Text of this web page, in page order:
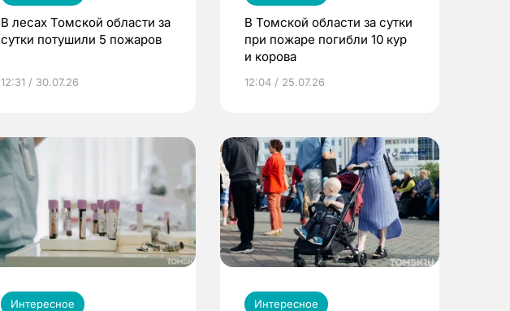
В лесах Томской области за
сутки потушили 5 пожаров
12:31 / 30.07.26
В Томской области за сутки
при пожаре погибли 10 кур
и корова
12:04 / 25.07.26
Интересное Интересное